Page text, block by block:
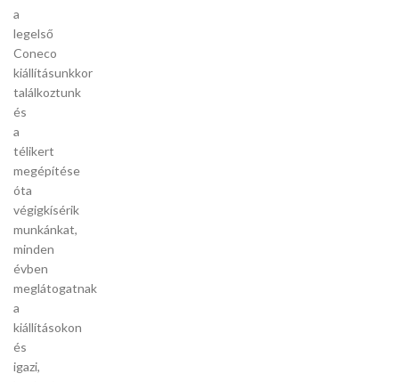
a
legelső
Coneco
kiállításunkkor
találkoztunk
és
a
télikert
megépítése
óta
végigkísérik
munkánkat,
minden
évben
meglátogatnak
a
kiállításokon
és
igazi,